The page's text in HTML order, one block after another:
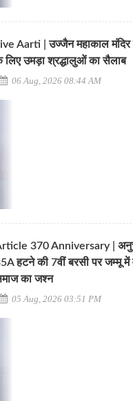
Aarti | उज्जैन महाकाल
लिए उमड़ा श्रद्धालुओं का सैलाब
06 Aug, 2026 08:44 AM
370 Anniversary |
हटने की 7वीं बरसी पर जम्मू में
का जश्न
05 Aug, 2026 03:51 PM